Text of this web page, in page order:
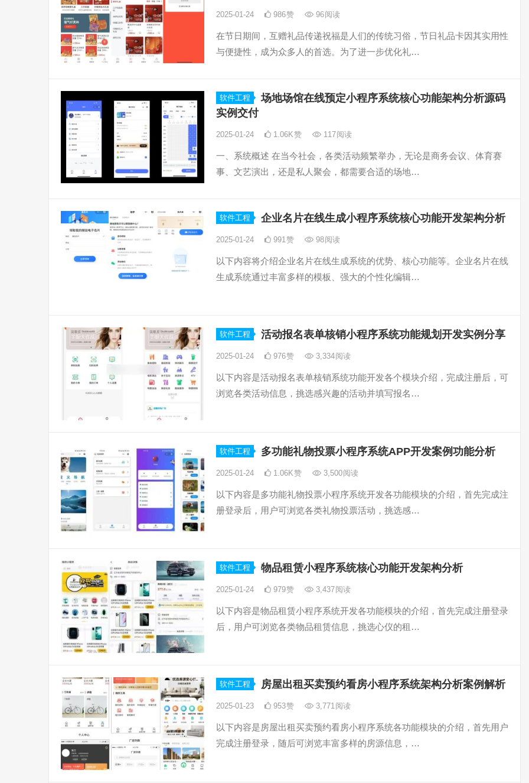
2025-01-24 986赞 96阅读
在节日期间，互赠礼品传递祝福是人们的传统习俗，节日礼品卡因其实用性
与便捷性，成为众多人的首选。为了进一步优化礼…
软件工程
场地场馆在线预定小程序系统核心功能架构分析源码
实例交付
2025-01-24 1.06K赞 117阅读
一、系统概述 在当今社会，各类活动频繁举办，无论是商务会议、体育赛
事、文艺演出，还是私人聚会，都需要合适的场地…
软件工程 企业名片在线生成小程序系统核心功能开发架构分析
2025-01-24 991赞 98阅读
以下内容将介绍企业名片在线生成系统的优势、核心功能等。企业名片在线
生成系统通过丰富多样的模板、强大的个性化编辑…
软件工程 活动报名表单核销小程序系统功能规划开发实例分享
2025-01-24 976赞 3,334阅读
以下内容是活动报名表单核销系统功能开发各个模块介绍，完成注册后，可
浏览各类活动信息，挑选感兴趣的活动并填写报名…
软件工程 多功能礼物投票小程序系统APP开发案例功能分析
2025-01-24 1.06K赞 3,500阅读
以下内容是多功能礼物投票小程序系统开发各功能模块的介绍，首先完成注
册登录后，用户可浏览各类礼物投票活动，挑选感…
软件工程 物品租赁小程序系统核心功能开发架构分析
2025-01-24 979赞 3,437阅读
以下内容是物品租赁小程序系统开发各功能模块的介绍，首先完成注册登录
后，用户可浏览各类物品租赁信息，挑选心仪的租…
软件工程 房屋出租买卖预约看房小程序系统架构分析案例解析
2025-01-23 953赞 3,771阅读
以下内容是房屋出租买卖预约看房小程序系统各功能模块的介绍，首先用户
完成注册登录，随后可浏览丰富多样的房源信息，…